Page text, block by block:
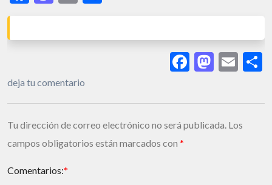
Facebook
deja tu comentario
Tu dirección de correo electrónico no será publicada. Los
campos obligatorios están marcados con *
Comentarios:*